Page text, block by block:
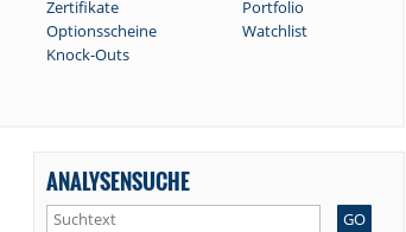
Zertifikate
Portfolio
Optionsscheine
Watchlist
Knock-Outs
ANALYSENSUCHE
GO